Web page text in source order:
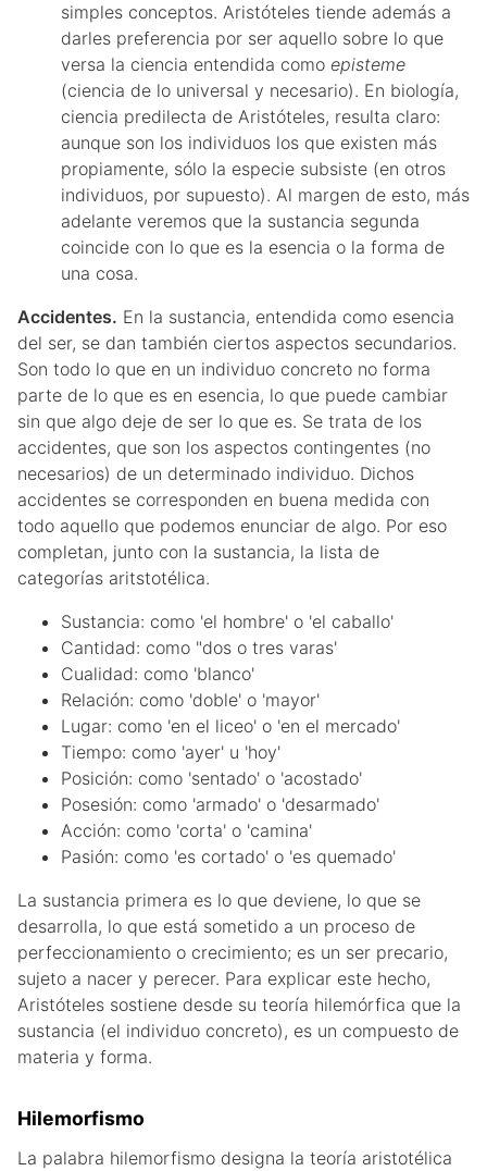
simples conceptos. Aristóteles tiende además a
darles preferencia por ser aquello sobre lo que
versa la ciencia entendida como episteme
(ciencia de lo universal y necesario). En biología,
ciencia predilecta de Aristóteles, resulta claro:
aunque son los individuos los que existen más
propiamente, sólo la especie subsiste (en otros
individuos, por supuesto). Al margen de esto, más
adelante veremos que la sustancia segunda
coincide con lo que es la esencia o la forma de
una cosa.
Accidentes. En la sustancia, entendida como esencia
del ser, se dan también ciertos aspectos secundarios.
Son todo lo que en un individuo concreto no forma
parte de lo que es en esencia, lo que puede cambiar
sin que algo deje de ser lo que es. Se trata de los
accidentes, que son los aspectos contingentes (no
necesarios) de un determinado individuo. Dichos
accidentes se corresponden en buena medida con
todo aquello que podemos enunciar de algo. Por eso
completan, junto con la sustancia, la lista de
categorías aritstotélica.
Sustancia: como 'el hombre' o 'el caballo'
Cantidad: como "dos o tres varas'
Cualidad: como 'blanco'
Relación: como 'doble' o 'mayor'
Lugar: como 'en el liceo' o 'en el mercado'
Tiempo: como 'ayer' u 'hoy'
Posición: como 'sentado' o 'acostado'
Posesión: como 'armado' o 'desarmado'
Acción: como 'corta' o 'camina'
Pasión: como 'es cortado' o 'es quemado'
La sustancia primera es lo que deviene, lo que se
desarrolla, lo que está sometido a un proceso de
perfeccionamiento o crecimiento; es un ser precario,
sujeto a nacer y perecer. Para explicar este hecho,
Aristóteles sostiene desde su teoría hilemórfica que la
sustancia (el individuo concreto), es un compuesto de
materia y forma.
Hilemorfismo
La palabra hilemorfismo designa la teoría aristotélica